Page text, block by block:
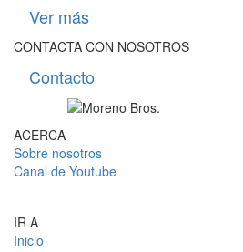
Ver más
CONTACTA CON NOSOTROS
Contacto
ACERCA
Sobre nosotros
Canal de Youtube
IR A
Inicio